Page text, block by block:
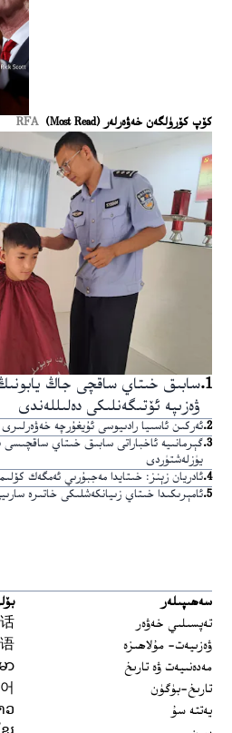
كۆپ كۆرۈلگەن خەۋەرلەر (Most Read) RFA
1
.سابىق خىتاي ساقچى جاڭ
ۋەزىپە ئۆتىگەنلىكى دەلىللەندى
2
.ئەركىن ئاسىيا رادىيوسى ئۇيغۇرچە خەۋەرلىرى (2026-يىل 31-
3
.گېرمانىيە ئاخباراتى سابىق خىتاي ساقچىسى
يۈزلەشتۈردى
4
.ئادريان زېنز: خىتايدا مەجبۇرىي ئەمگەك
5
.ئامېرىكىدا خىتاي زىيانكەشلىكى خاتىرە
سەھىپىلەر
تەپسىلىي خەۋەر
ۋەزىيەت- مۇلاھىزە
مەدەنىيەت ۋە تارىخ
تارىخ-بۈگۈن
يەتتە سۇ
ာ
ວ